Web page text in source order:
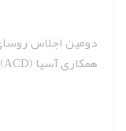
دومین اجلاس
همکاری آسیا (ACD) روز دوشنبه 10 اردیبهشت 1403در...